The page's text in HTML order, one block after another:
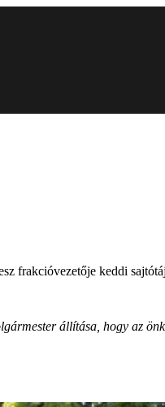
frakcióvezetője keddi
állítása, hogy az